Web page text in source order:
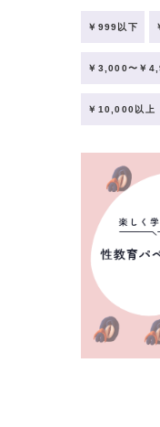
￥999以下
￥3,000〜￥
￥10,000以上